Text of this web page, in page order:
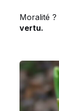
Moralité ?
vertu.